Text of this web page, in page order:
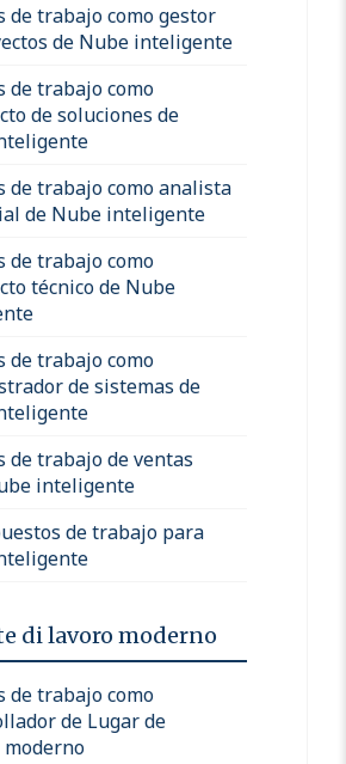
de trabajo como gestor
de Nube inteligente
de trabajo como
de soluciones de
de trabajo como analista
de Nube inteligente
de trabajo como
técnico de Nube
de trabajo como
de sistemas de
de trabajo de ventas
inteligente
de trabajo para
di lavoro moderno
de trabajo como
de Lugar de